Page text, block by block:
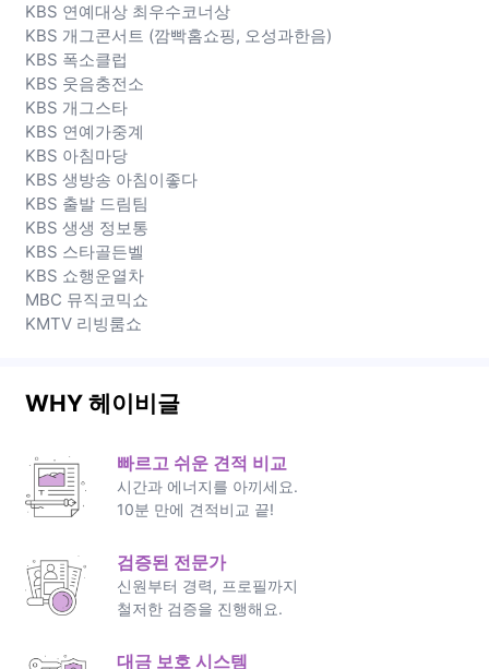
KBS 연예대상 최우수코너상
KBS 개그콘서트 (깜빡홈쇼핑, 오성과한음)
KBS 폭소클럽
KBS 웃음충전소
KBS 개그스타
KBS 연예가중계
KBS 아침마당
KBS 생방송 아침이좋다
KBS 출발 드림팀
KBS 생생 정보통
KBS 스타골든벨
KBS 쇼행운열차
MBC 뮤직코믹쇼
KMTV 리빙룸쇼
WHY 헤이비글
빠르고 쉬운 견적 비교
시간과 에너지를 아끼세요.
10분 만에 견적비교 끝!
검증된 전문가
신원부터 경력, 프로필까지
철저한 검증을 진행해요.
대금 보호 시스템